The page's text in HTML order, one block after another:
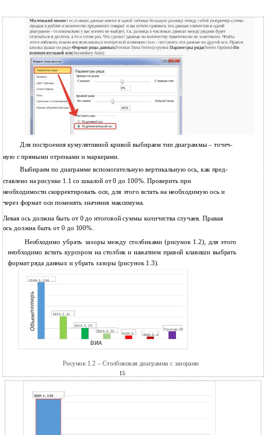
Для построения кумулятивной кривой выбираем тип диаграммы – точеч-
ную с прямыми отрезками и маркерами.
Выбираем по диаграмме вспомогательную вертикальную ось, как пред-
ставлено на рисунке 1.1 со шкалой от 0 до 100%. Проверить при
необходимости скорректировать оси, для этого встать на необходимую ось и
через формат оси поменять значения максимума.
Левая ось должна быть от 0 до итоговой суммы количества случаев. Правая
ось должна быть от 0 до 100%.
Необходимо убрать зазоры между столбиками (рисунок 1.2), для этого
необходимо встать курсором на столбик и нажатием правой клавиши выбрать
формат ряда данных и убрать зазоры (рисунок 1.3).
ВИА 1; 104
потерь
ВИА 2; 41
Объем ВИА 3; 20
Прочие;15
ВИА 4; 10
ВИА 5; ВИА 6; 4
ВИА
Рисунок 1.2 – Столбиковая диаграмма с зазорами
15
ВИА 1; 104